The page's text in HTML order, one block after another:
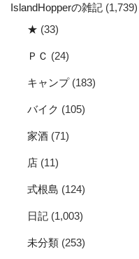
IslandHopperの雑記 (1,739)
★ (33)
ＰＣ (24)
キャンプ(183)
バイク (105)
家酒 (71)
店 (11)
式根島 (124)
日記 (1,003)
未分類 (253)